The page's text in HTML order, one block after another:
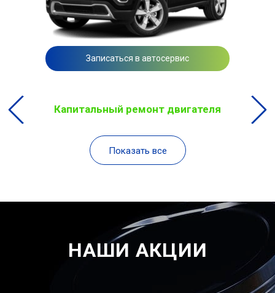
Записаться в автосервис
Капитальный ремонт двигателя
Показать все
НАШИ АКЦИИ